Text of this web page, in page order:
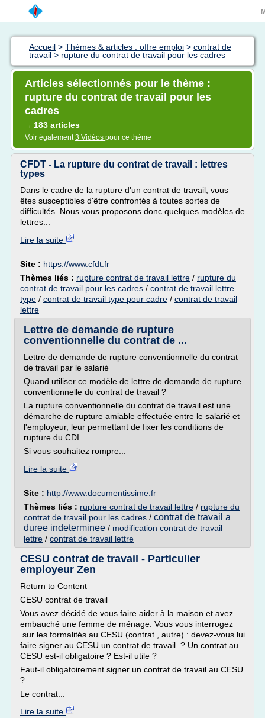
Accueil > Thèmes & articles : offre emploi > contrat de
travail > rupture du contrat de travail pour les cadres
Articles sélectionnés pour le thème :
rupture du contrat de travail pour les
cadres
→ 183 articles
Voir également3 Vidéos pour ce thème
CFDT - La rupture du contrat de travail : lettres
types
Dans le cadre de la rupture d'un contrat de travail, vous
êtes susceptibles d'être confrontés à toutes sortes de
difficultés. Nous vous proposons donc quelques modèles de
lettres...
Lire la suite
Site : https://www.cfdt.fr
Thèmes liés : rupture contrat de travail lettre / rupture du
contrat de travail pour les cadres / contrat de travail lettre
type / contrat de travail type pour cadre / contrat de travail
lettre
Lettre de demande de rupture
conventionnelle du contrat de ...
Lettre de demande de rupture conventionnelle du contrat
de travail par le salarié
Quand utiliser ce modèle de lettre de demande de rupture
conventionnelle du contrat de travail ?
La rupture conventionnelle du contrat de travail est une
démarche de rupture amiable effectuée entre le salarié et
l'employeur, leur permettant de fixer les conditions de
rupture du CDI.
Si vous souhaitez rompre...
Lire la suite
Site : http://www.documentissime.fr
Thèmes liés : rupture contrat de travail lettre / rupture du
contrat de travail pour les cadres / contrat de travail a
duree indeterminee / modification contrat de travail
lettre / contrat de travail lettre
CESU contrat de travail - Particulier
employeur Zen
Return to Content
CESU contrat de travail
Vous avez décidé de vous faire aider à la maison et avez
embauché une femme de ménage. Vous vous interrogez
sur les formalités au CESU (contrat , autre) : devez-vous lui
faire signer au CESU un contrat de travail ? Un contrat au
CESU est-il obligatoire ? Est-il utile ?
Faut-il obligatoirement signer un contrat de travail au CESU
?
Le contrat...
Lire la suite